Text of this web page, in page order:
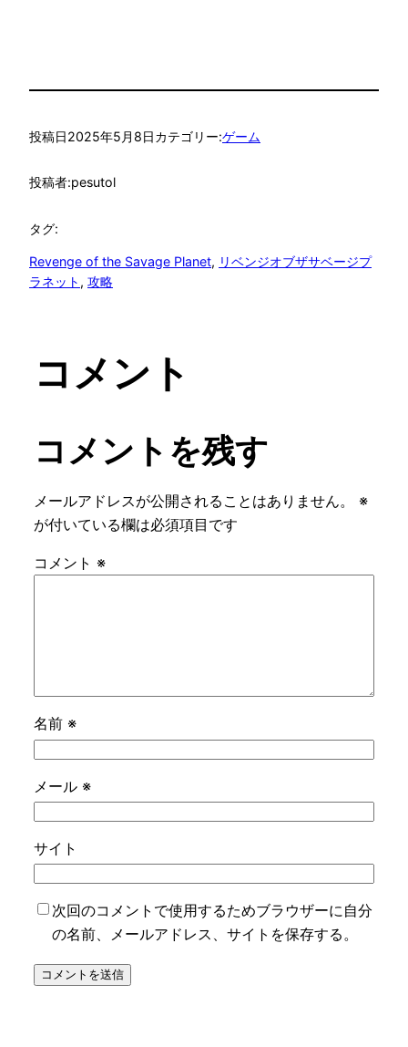
投稿日2025年5月8日カテゴリー:ゲーム
投稿者:pesutol
タグ:
Revenge of the Savage Planet, リベンジオブザサベージプ
ラネット , 攻略
コメント
コメントを残す
メールアドレスが公開されることはありません。
※
が付いている欄は必須項目です
コメント ※
名前 ※
メール ※
サイト
次回のコメントで使用するためブラウザーに自分
の名前、メールアドレス、サイトを保存する。